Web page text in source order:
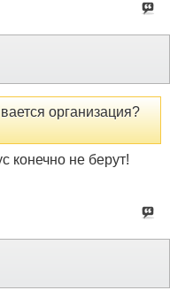
организация?
конечно не берут!